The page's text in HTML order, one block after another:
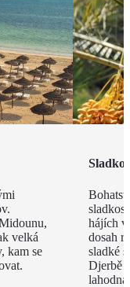
velká
kam se
hájích
dosah
sladké
Djerbě